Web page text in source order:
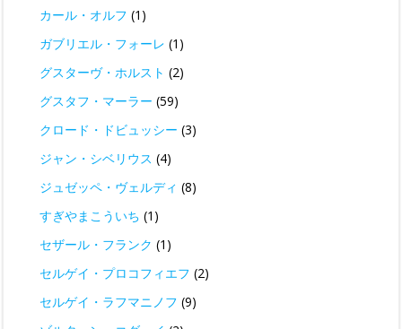
カール・オルフ (1)
ガブリエル・フォーレ (1)
グスターヴ・ホルスト (2)
グスタフ・マーラー (59)
クロード・ドビュッシー (3)
ジャン・シベリウス (4)
ジュゼッペ・ヴェルディ (8)
すぎやまこういち (1)
セザール・フランク (1)
セルゲイ・プロコフィエフ (2)
セルゲイ・ラフマニノフ (9)